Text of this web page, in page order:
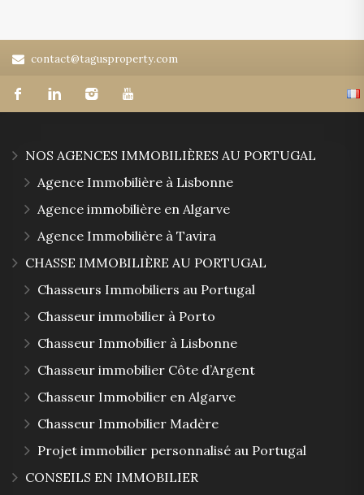
contact@tagusproperty.com
NOS AGENCES IMMOBILIÈRES AU PORTUGAL
Agence Immobilière à Lisbonne
Agence immobilière en Algarve
Agence Immobilière à Tavira
CHASSE IMMOBILIÈRE AU PORTUGAL
Chasseurs Immobiliers au Portugal
Chasseur immobilier à Porto
Chasseur Immobilier à Lisbonne
Chasseur immobilier Côte d’Argent
Chasseur Immobilier en Algarve
Chasseur Immobilier Madère
Projet immobilier personnalisé au Portugal
CONSEILS EN IMMOBILIER